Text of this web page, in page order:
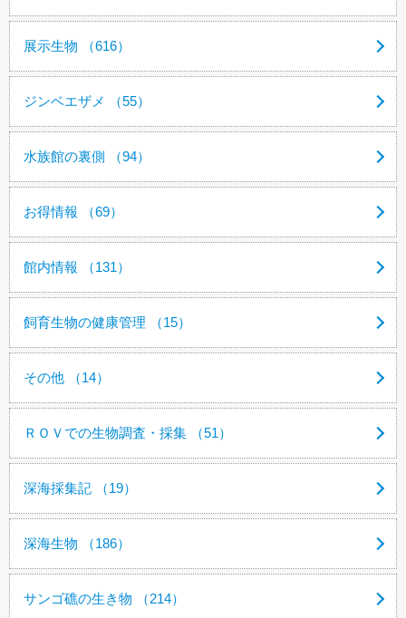
展示生物 （616）
ジンベエザメ （55）
水族館の裏側 （94）
お得情報 （69）
館内情報 （131）
飼育生物の健康管理 （15）
その他 （14）
ＲＯＶでの生物調査・採集 （51）
深海採集記 （19）
深海生物 （186）
サンゴ礁の生き物 （214）